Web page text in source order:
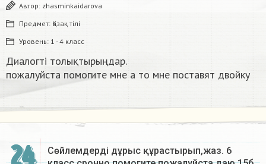
Автор: zhasminkaidarova
Предмет: Қазақ тiлi
Уровень: 1 - 4 класс
Диалогті толықтырыңдар.
пожалуйста помогите мне а то мне поставят двойку​
24
Сөйлемдерді дұрыс құрастырып,жаз. 6